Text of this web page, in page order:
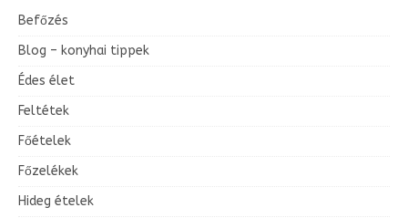
Befőzés
Blog – konyhai tippek
Édes élet
Feltétek
Főételek
Főzelékek
Hideg ételek